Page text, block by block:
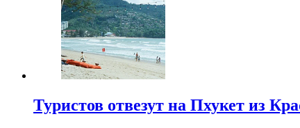
Туристов отвезут на Пхукет из